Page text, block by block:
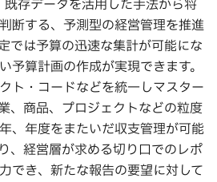
存データを活用した手法から将
断する、予測型の経営管理を推進
では予算の迅速な集計が可能にな
予算計画の作成が実現できます。
ト・コードなどを統一しマスター
、商品、プロジェクトなどの粒度
、年度をまたいだ収支管理が可能
、経営層が求める切り口でのレポ
でき、新たな報告の要望に対して